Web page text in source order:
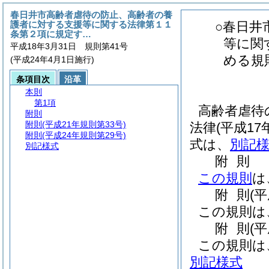
○春日井
等に関
める規
高齢者虐
法律(平成17
式は、 別記
附 則
この規則 は
附 則 (
この規則
附 則 (
この規則
別記様式
春日井市高齢者虐待の防止、高齢者の養
護者に対する支援等に関する法律第１１
条第２項に規定す…
平成18年3月31日 規則第41号
(平成24年4月1日施行)
条項目次
沿革
本則
第1項
附則
附則 (平成21年規則第33号)
附則 (平成24年規則第29号)
別記様式